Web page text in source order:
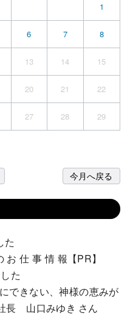
1
6 7 8
13 14 15
20 21 22
27 28 29
今月へ戻る
た
お 仕 事 情 報【PR】
た
できない、神様の恵みが
長 山口みゆき さん